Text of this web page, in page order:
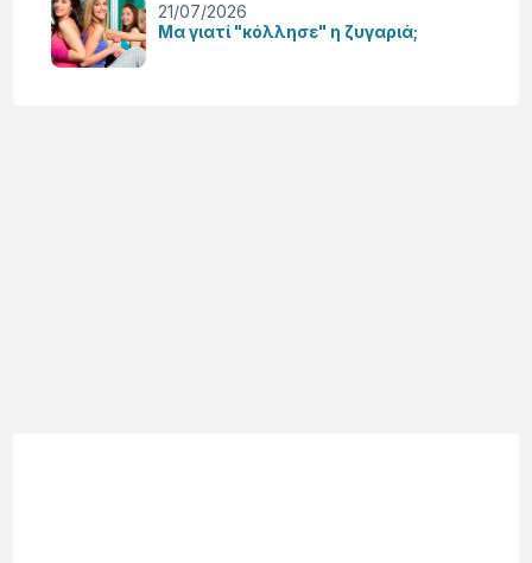
Μα γιατί "κόλλησε" η ζυγαριά;
21/07/2026